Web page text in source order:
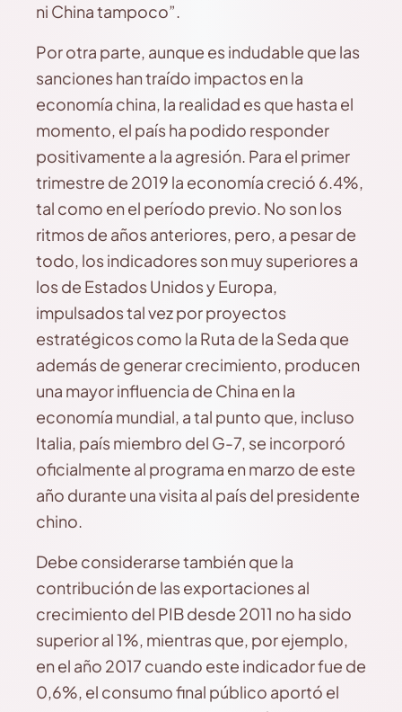
ni China tampoco”.
Por otra parte, aunque es indudable que las
sanciones han traído impactos en la
economía china, la realidad es que hasta el
momento, el país ha podido responder
positivamente a la agresión. Para el primer
trimestre de 2019 la economía creció 6.4%,
tal como en el período previo. No son los
ritmos de años anteriores, pero, a pesar de
todo, los indicadores son muy superiores a
los de Estados Unidos y Europa,
impulsados tal vez por proyectos
estratégicos como la Ruta de la Seda que
además de generar crecimiento, producen
una mayor influencia de China en la
economía mundial, a tal punto que, incluso
Italia, país miembro del G-7, se incorporó
oficialmente al programa en marzo de este
año durante una visita al país del presidente
chino.
Debe considerarse también que la
contribución de las exportaciones al
crecimiento del PIB desde 2011 no ha sido
superior al 1%, mientras que, por ejemplo,
en el año 2017 cuando este indicador fue de
0,6%, el consumo final público aportó el